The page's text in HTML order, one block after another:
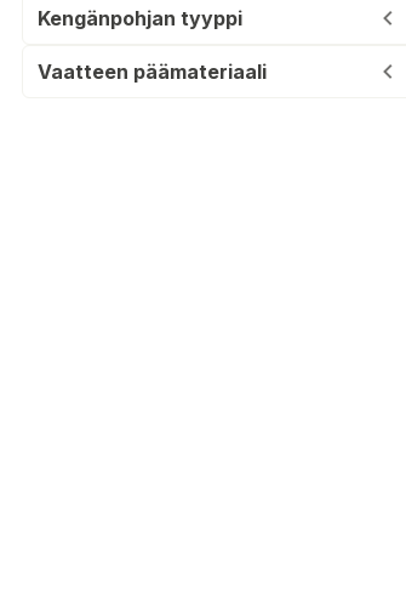
Kengänpohjan tyyppi
Vaatteen päämateriaali